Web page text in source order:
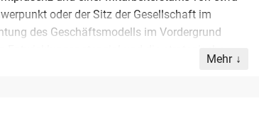
oder der Sitz der Gesellschaft im
des Geschäftsmodells im Vordergrund
Mehr